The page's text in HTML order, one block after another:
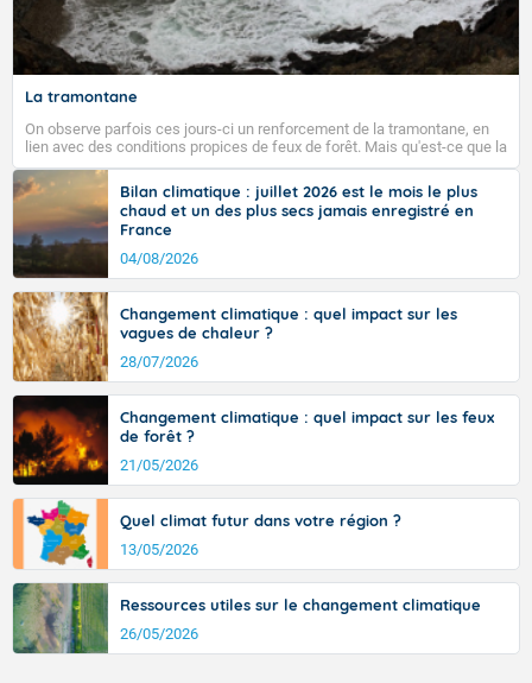
Fermer
La tramontane
On observe parfois ces jours-ci un renforcement de la tramontane, en
lien avec des conditions propices de feux de forêt. Mais qu'est-ce que la
tramontane ? Quelles sont ses caractéristiques ? La tramontane est un
vent turbulent soufflant de secteur nord-ouest à nord, ou ouest à nord-
ouest, dans un secteur qui part du Roussillon à la vallée de l’Aude et à
l’ouest de l’Hérault. L’étymologie de ce vent vient du latin trasmontanus,
signifiant au-delà des monts, en allusion aux régions montagneuses
d’où provient ce vent.
Bilan climatique : juillet 2026 est le mois le plus
chaud et un des plus secs jamais enregistré en
France
04/08/2026
Changement climatique : quel impact sur les
vagues de chaleur ?
28/07/2026
Changement climatique : quel impact sur les feux
de forêt ?
21/05/2026
Quel climat futur dans votre région ?
13/05/2026
Ressources utiles sur le changement climatique
26/05/2026